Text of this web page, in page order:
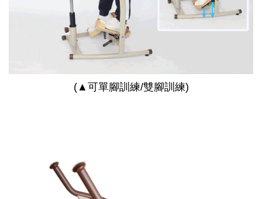
(▲可單腳訓練/雙腳訓練)